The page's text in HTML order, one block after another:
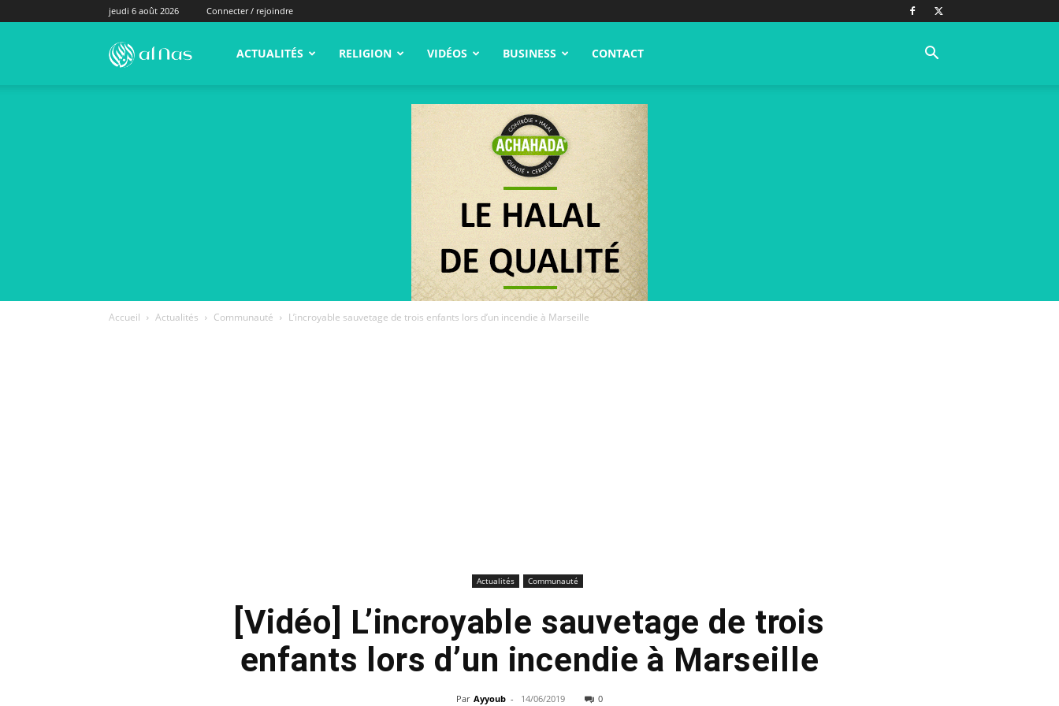
jeudi 6 août 2026 Connecter / rejoindre
alNas.fr ACTUALITÉS RELIGION VIDÉOS BUSINESS CONTACT
Accueil Actualités Communauté L’incroyable sauvetage de trois enfants lors d’un incendie à Marseille
Actualités Communauté
[Vidéo] L’incroyable sauvetage de trois
enfants lors d’un incendie à Marseille
Par Ayyoub - 14/06/2019 0